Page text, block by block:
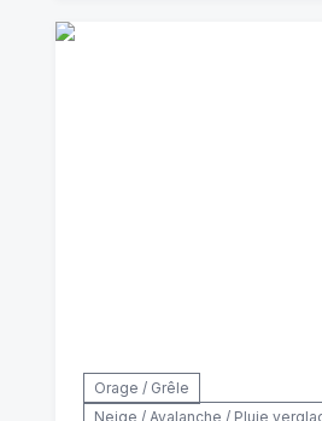
Orage / Grêle
Neige / Avalanche / Pluie